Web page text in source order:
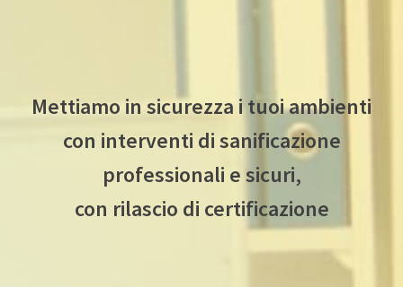
Mettiamo in sicurezza i tuoi ambienti
con interventi di sanificazione
professionali e sicuri,
con rilascio di certificazione